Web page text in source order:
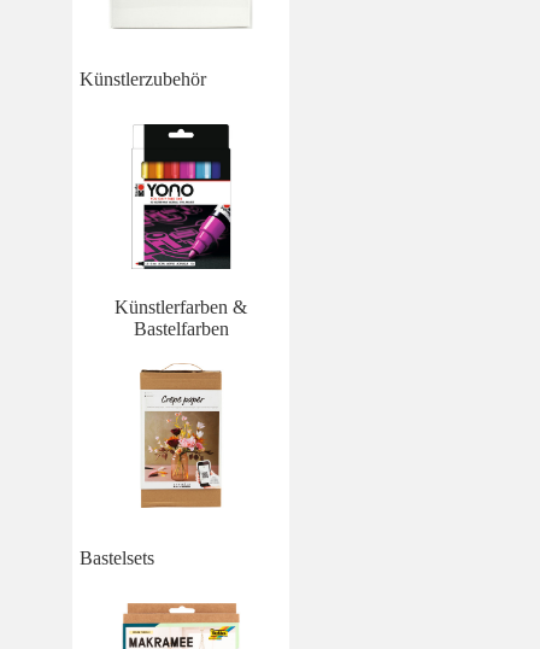
Künstlerzubehör
Künstlerfarben &
Bastelfarben
Bastelsets